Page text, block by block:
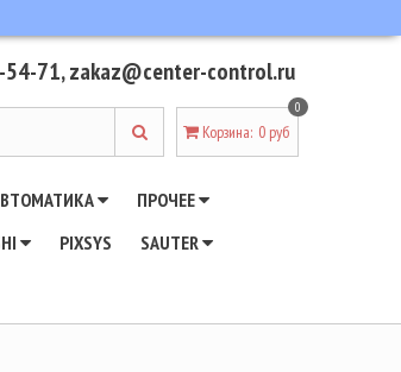
54-71,zakaz@center-control.ru
Корзина:
0
0 руб
ПРОЧЕЕ
PIXSYS
SAUTER